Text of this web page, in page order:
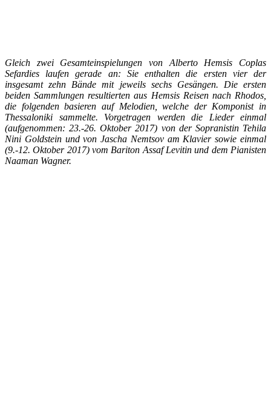
Gleich zwei Gesamteinspielungen von Alberto Hemsis Coplas
Sefardies laufen gerade an: Sie enthalten die ersten vier der
insgesamt zehn Bände mit jeweils sechs Gesängen. Die ersten
beiden Sammlungen resultierten aus Hemsis Reisen nach Rhodos,
die folgenden basieren auf Melodien, welche der Komponist in
Thessaloniki sammelte. Vorgetragen werden die Lieder einmal
(aufgenommen: 23.-26. Oktober 2017) von der Sopranistin Tehila
Nini Goldstein und von Jascha Nemtsov am Klavier sowie einmal
(9.-12. Oktober 2017) vom Bariton Assaf Levitin und dem Pianisten
Naaman Wagner.